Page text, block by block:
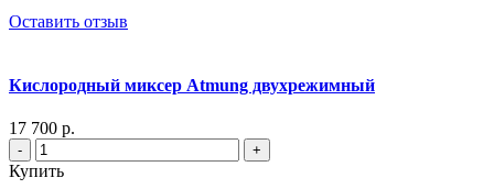
Оставить отзыв
Кислородный миксер Atmung двухрежимный
17 700 р.
- +
Купить